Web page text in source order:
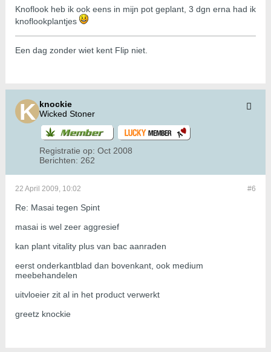
Knoflook heb ik ook eens in mijn pot geplant, 3 dgn erna had ik
knoflookplantjes
Een dag zonder wiet kent Flip niet.
knockie
Wicked Stoner
Registratie op: Oct 2008
Berichten: 262
#6
22 April 2009, 10:02
Re: Masai tegen Spint
masai is wel zeer aggresief
kan plant vitality plus van bac aanraden
eerst onderkantblad dan bovenkant, ook medium
meebehandelen
uitvloeier zit al in het product verwerkt
greetz knockie